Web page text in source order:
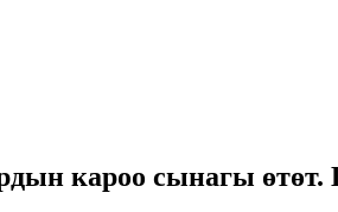
кароо сынагы